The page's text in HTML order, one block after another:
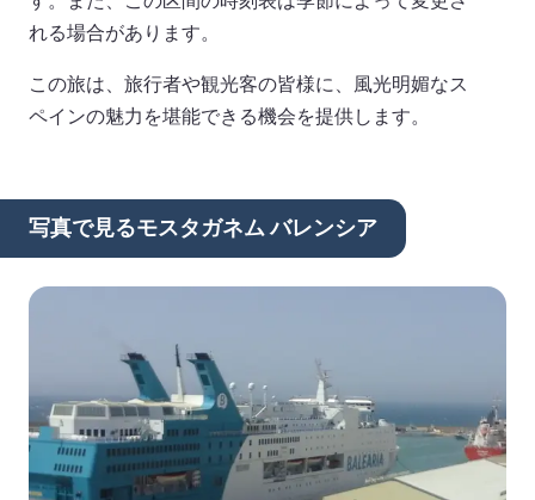
れる場合があります。
この旅は、旅行者や観光客の皆様に、風光明媚なス
ペインの魅力を堪能できる機会を提供します。
写真で見るモスタガネム バレンシア